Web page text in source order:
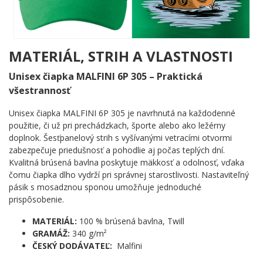
nejde. Farby sú teplé, línie výrazné a celá scéna dýcha morskou
slobodou i hravou náklonnosťou.
Komu urobí radosť?
🔥 Zamilovaným dvojiciam, ktoré hľadajú niečo originálne
a s príbehom
✨ Milovníkom mora, lodí a všetkého, čo vonia soľou a
dobrodružstvom
💡 Tým, čo veria, že jeden snuje plány a druhý ich pevne
drží pri zemi
🌟 Každému, kto chce darovať úsmev zabalený do
námorníckej pohody
Nečakaj na príliv – chyť tento motív skôr, než odplávajú posledné
kusy! ⚓
MATERIÁL, STRIH A VLASTNOSTI
Unisex čiapka MALFINI 6P 305 – Praktická
všestrannosť
Unisex čiapka MALFINI 6P 305 je navrhnutá na každodenné
použitie, či už pri prechádzkach, športe alebo ako ležérny
doplnok. Šesťpanelový strih s vyšívanými vetracími otvormi
zabezpečuje priedušnosť a pohodlie aj počas teplých dní.
Kvalitná brúsená bavlna poskytuje mäkkosť a odolnosť, vďaka
čomu čiapka dlho vydrží pri správnej starostlivosti. Nastaviteľný
pásik s mosadznou sponou umožňuje jednoduché
prispôsobenie.
MATERIÁL: 100 % brúsená bavlna, Twill
GRAMÁŽ: 340 g/m²
ČESKÝ DODÁVATEĽ: Malfini